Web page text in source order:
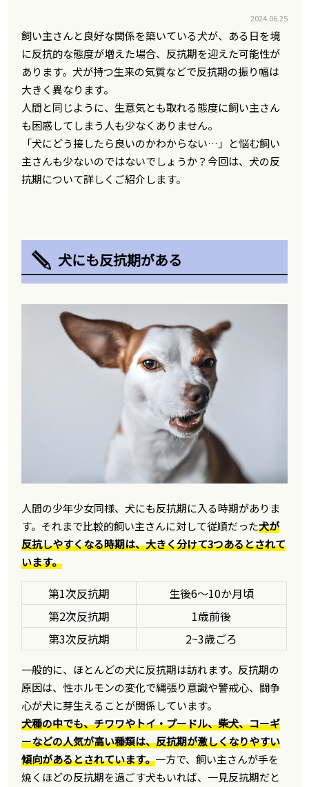
2024.06.25
飼い主さんと良好な関係を築いている犬が、ある日を境
に反抗的な態度が増えた場合、反抗期を迎えた可能性が
あります。犬が持つ生来の気質などで反抗期の振り幅は
大きく異なります。
人間と同じように、生意気とも取れる態度に飼い主さん
も困惑してしまう人も少なくありません。
「犬にどう接したら良いのかわからない…」と悩む飼い
主さんも少ないのではないでしょうか？今回は、犬の反
抗期について詳しくご紹介します。
犬にも反抗期がある
人間の少年少女同様、犬にも反抗期に入る時期がありま
す。それまで比較的飼い主さんに対して従順だった犬が
反抗しやすくなる時期は、大きく分けて3つあるとされて
います。
第1次反抗期
生後6～10か月頃
第2次反抗期
1歳前後
第3次反抗期
2~3歳ごろ
一般的に、ほとんどの犬に反抗期は訪れます。反抗期の
原因は、性ホルモンの変化で縄張り意識や警戒心、闘争
心が犬に芽生えることが関係しています。
犬種の中でも、チワワやトイ・プードル、柴犬、コーギ
ーなどの人気が高い種類は、反抗期が激しくなりやすい
傾向があるとされています。一方で、飼い主さんが手を
焼くほどの反抗期を過ごす犬もいれば、一見反抗期だと